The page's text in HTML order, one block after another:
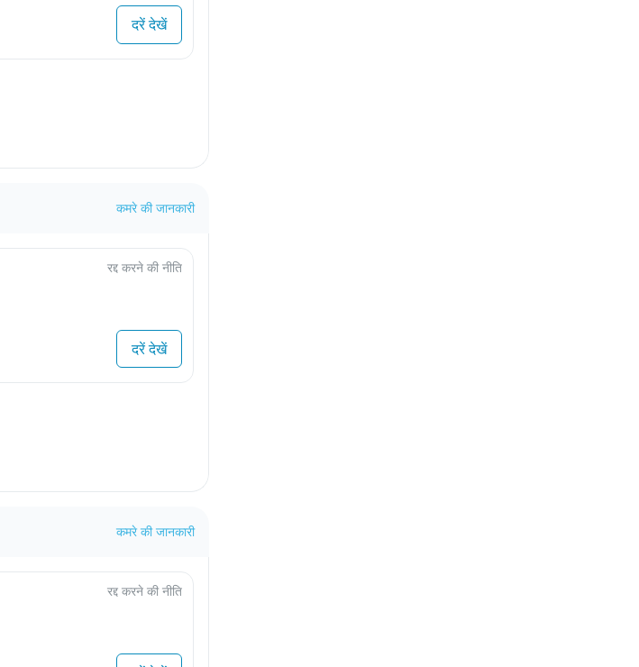
दरें देखें
कमरे की जानकारी
रद्द करने की नीति
दरें देखें
कमरे की जानकारी
रद्द करने की नीति